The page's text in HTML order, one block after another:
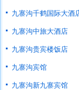
九寨沟千鹤国际大酒
九寨沟中旅大酒店
九寨沟贵宾楼饭店
九寨沟宾馆
九寨沟新九寨宾馆